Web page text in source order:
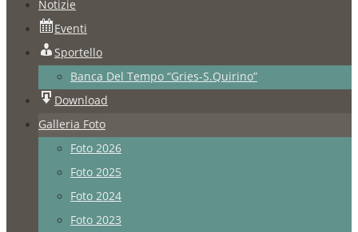
contenuto
Notizie
Eventi
Sportello
Banca Del Tempo “Gries-S.Quirino”
Download
Galleria Foto
Foto 2026
Foto 2025
Foto 2024
Foto 2023